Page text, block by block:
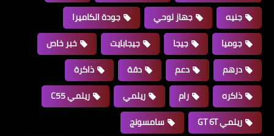
جنيه
جهاز لوحي
جودة الكاميرا
جوميا
جيجا جيجابايت
خبر خاص
درهم
دعم دقة
ذاكرة
ذاكره
رام ريلمي
ريلمي C55
ريلمي GT 6T
سامسونج